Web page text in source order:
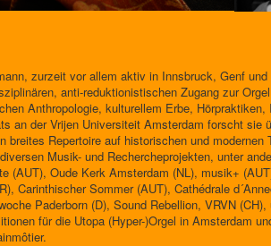
zurzeit vor allem aktiv in Innsbruck, Genf
anti-reduktionistischen Zugang zur
Anthropologie, kulturellem Erbe,
an der Vrijen Universiteit Amsterdam forscht sie
breites Repertoire auf historischen und
Musik- und Rechercheprojekten, unter
(AUT), Oude Kerk Amsterdam (NL), musik+
Carinthischer Sommer (AUT), Cathédrale
Paderborn (D), Sound Rebellion, VRVN
für die Utopa (Hyper-)Orgel in Amsterdam